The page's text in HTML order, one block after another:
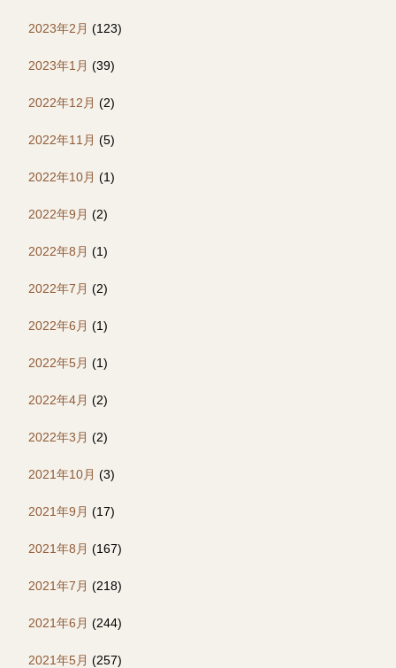
2023年2月 (123)
2023年1月 (39)
2022年12月 (2)
2022年11月 (5)
2022年10月 (1)
2022年9月 (2)
2022年8月 (1)
2022年7月 (2)
2022年6月 (1)
2022年5月 (1)
2022年4月 (2)
2022年3月 (2)
2021年10月 (3)
2021年9月 (17)
2021年8月 (167)
2021年7月 (218)
2021年6月 (244)
2021年5月 (257)